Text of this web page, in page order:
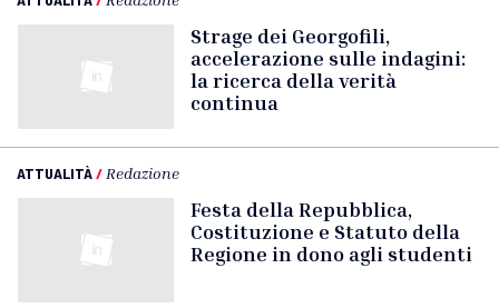
Strage dei Georgofili,
accelerazione sulle indagini:
la ricerca della verità
continua
ATTUALITÀ/ Redazione
Festa della Repubblica,
Costituzione e Statuto della
Regione in dono agli studenti